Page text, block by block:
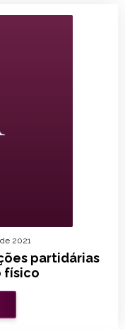
partidárias
físico
2021